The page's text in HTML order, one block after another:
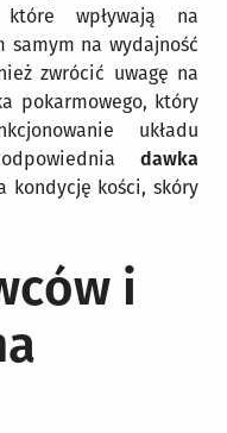
wpływają na
samym na wydajność
zwrócić uwagę na
pokarmowego, który
układu
dawka
kondycję kości, skóry
i